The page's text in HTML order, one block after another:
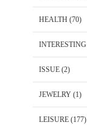
HEALTH (70)
INTERESTING
ISSUE (2)
JEWELRY (1)
LEISURE (177)